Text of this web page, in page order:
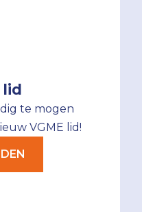
te mogen
VGME lid!